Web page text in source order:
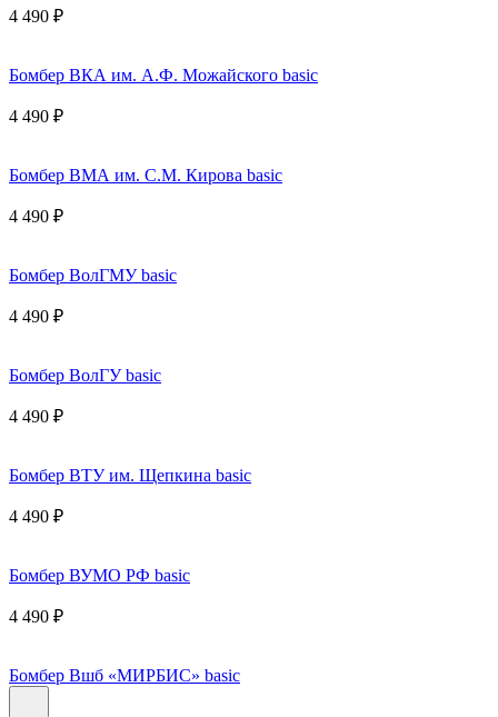
4 490 ₽
Бомбер ВКА им. А.Ф. Можайского basic
4 490 ₽
Бомбер ВМА им. С.М. Кирова basic
4 490 ₽
Бомбер ВолГМУ basic
4 490 ₽
Бомбер ВолГУ basic
4 490 ₽
Бомбер ВТУ им. Щепкина basic
4 490 ₽
Бомбер ВУМО РФ basic
4 490 ₽
Бомбер Вшб «МИРБИС» basic